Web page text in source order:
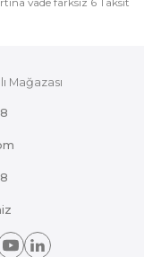
Mağazası